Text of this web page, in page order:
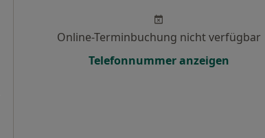
Online-Terminbuchung nicht verfügbar
Telefonnummer anzeigen